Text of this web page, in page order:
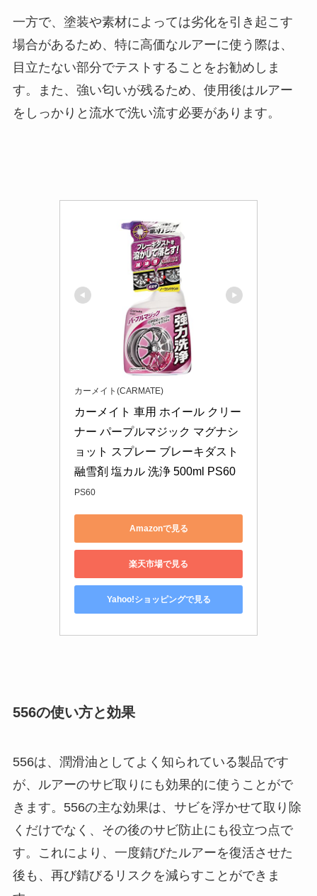
一方で、塗装や素材によっては劣化を引き起こす
場合があるため、特に高価なルアーに使う際は、
目立たない部分でテストすることをお勧めしま
す。また、強い匂いが残るため、使用後はルアー
をしっかりと流水で洗い流す必要があります。
カーメイト(CARMATE)
カーメイト 車用 ホイール クリー
ナー パープルマジック マグナシ
ョット スプレー ブレーキダスト
融雪剤 塩カル 洗浄 500ml PS60
PS60
Amazonで見る
楽天市場で見る
Yahoo!ショッピングで見る
556の使い方と効果
556は、潤滑油としてよく知られている製品です
が、ルアーのサビ取りにも効果的に使うことがで
きます。556の主な効果は、サビを浮かせて取り除
くだけでなく、その後のサビ防止にも役立つ点で
す。これにより、一度錆びたルアーを復活させた
後も、再び錆びるリスクを減らすことができま